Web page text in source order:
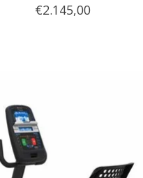
€2.145,00